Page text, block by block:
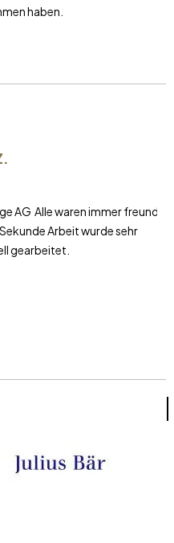
haben.
waren immer freundlich
Arbeit wurde sehr